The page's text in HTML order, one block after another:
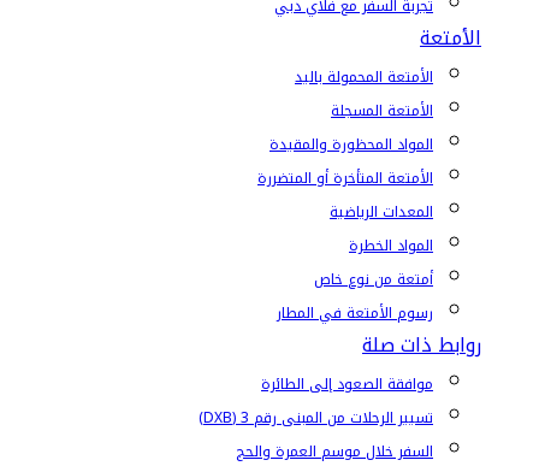
تجربة السفر مع فلاي دبي
الأمتعة
الأمتعة المحمولة باليد
الأمتعة المسجلة
المواد المحظورة والمقيدة
الأمتعة المتأخرة أو المتضررة
المعدات الرياضية
المواد الخطرة
أمتعة من نوع خاص
رسوم الأمتعة في المطار
روابط ذات صلة
موافقة الصعود إلى الطائرة
تسيير الرحلات من المبنى رقم 3 (DXB)
السفر خلال موسم العمرة والحج